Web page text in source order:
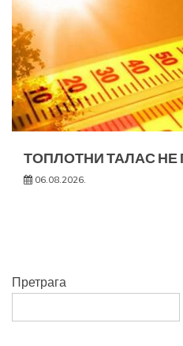
ТОПЛОТНИ ТАЛАС НЕ
06.08.2026.
Претрага